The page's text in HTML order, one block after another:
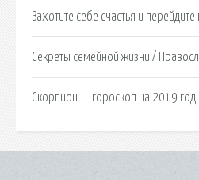
Захотите себе счастья и
Секреты семейной жизни /
Скорпион — гороскоп на 2019 год.